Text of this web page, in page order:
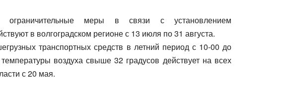
ограничительные меры в связи с установлением
в волгоградском регионе с 13 июля по 31 августа.
транспортных средств в летний период с 10-00 до
воздуха свыше 32 градусов действует на всех
с 20 мая.